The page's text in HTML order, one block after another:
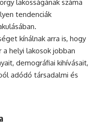
lakosságának száma
tendenciák
kínálnak arra is, hogy
helyi lakosok jobban
demográfiai kihívásait,
adódó társadalmi és